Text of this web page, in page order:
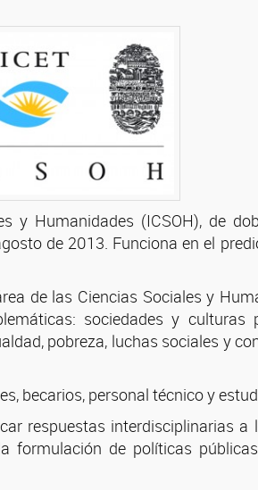
y Humanidades (ICSOH), de
de 2013. Funciona en el
de las Ciencias Sociales y
sociedades y culturas
pobreza, luchas sociales y
becarios, personal técnico y
respuestas interdisciplinarias
de políticas